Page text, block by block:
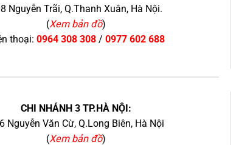
Nguyễn Trãi, Q.Thanh Xuân, Hà Nội.
(Xem bản đồ)
thoại: 0964 308 308/ 0977 602 688
CHI NHÁNH 3 TP.HÀ NỘI:
Nguyễn Văn Cừ, Q.Long Biên, Hà Nội
(Xem bản đồ)